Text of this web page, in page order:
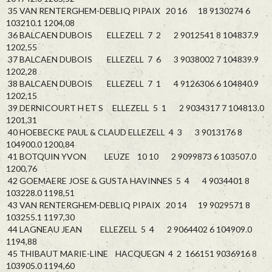
35 VAN RENTERGHEM-DEBLIQ PIPAIX 20 16 18 9130274 6
103210.1 1204,08
36 BALCAEN DUBOIS ELLEZELL 7 2 2 9012541 8 104837.9
1202,55
37 BALCAEN DUBOIS ELLEZELL 7 6 3 9038002 7 104839.9
1202,28
38 BALCAEN DUBOIS ELLEZELL 7 1 4 9126306 6 104840.9
1202,15
39 DERNICOURT H ET S ELLEZELL 5 1 2 9034317 7 104813.0
1201,31
40 HOEBECKE PAUL & CLAUD ELLEZELL 4 3 3 9013176 8
104900.0 1200,84
41 BOTQUIN YVON LEUZE 10 10 2 9099873 6 103507.0
1200,76
42 GOEMAERE JOSE & GUSTA HAVINNES 5 4 4 9034401 8
103228.0 1198,51
43 VAN RENTERGHEM-DEBLIQ PIPAIX 20 14 19 9029571 8
103255.1 1197,30
44 LAGNEAU JEAN ELLEZELL 5 4 2 9064402 6 104909.0
1194,88
45 THIBAUT MARIE-LINE HACQUEGN 4 2 166151 9036916 8
103905.0 1194,60